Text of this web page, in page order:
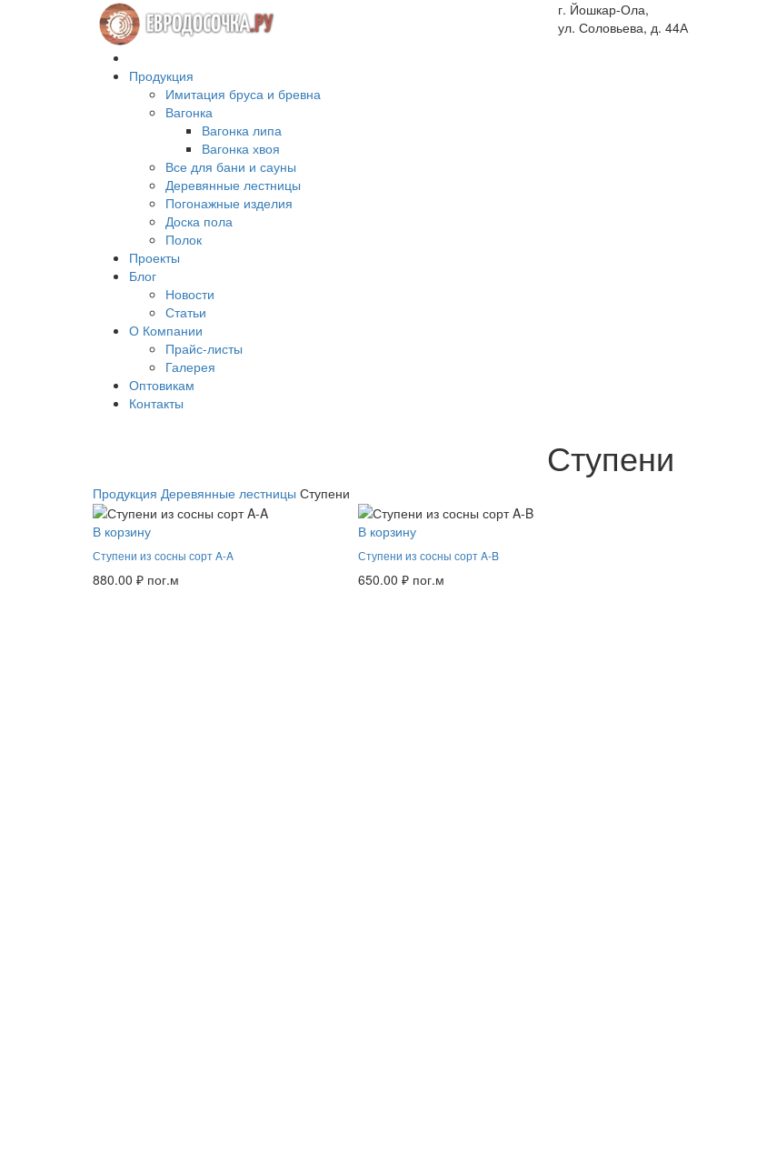
г. Йошкар-Ола,
ул. Соловьева, д. 44А
Продукция
Имитация бруса и бревна
Вагонка
Вагонка липа
Вагонка хвоя
Все для бани и сауны
Деревянные лестницы
Погонажные изделия
Доска пола
Полок
Проекты
Блог
Новости
Статьи
О Компании
Прайс-листы
Галерея
Оптовикам
Контакты
Ступени
Продукция Деревянные лестницы Ступени
В корзину
Ступени из сосны сорт A-A
880.00 ₽ пог.м
В корзину
Ступени из сосны сорт A-B
650.00₽ пог.м